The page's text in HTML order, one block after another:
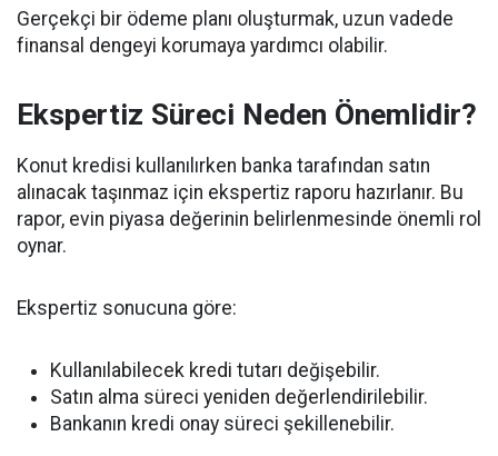
Gerçekçi bir ödeme planı oluşturmak, uzun vadede
finansal dengeyi korumaya yardımcı olabilir.
Ekspertiz Süreci Neden Önemlidir?
Konut kredisi kullanılırken banka tarafından satın
alınacak taşınmaz için ekspertiz raporu hazırlanır. Bu
rapor, evin piyasa değerinin belirlenmesinde önemli rol
oynar.
Ekspertiz sonucuna göre:
Kullanılabilecek kredi tutarı değişebilir.
Satın alma süreci yeniden değerlendirilebilir.
Bankanın kredi onay süreci şekillenebilir.